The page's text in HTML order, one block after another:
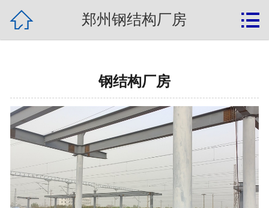
网站首页
产品展示
常见问题
联系我们
 郑州钢结构厂房 
钢结构厂房